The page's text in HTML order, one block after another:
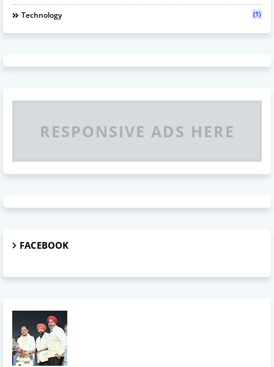
Technology (1)
RESPONSIVE ADS HERE
FACEBOOK